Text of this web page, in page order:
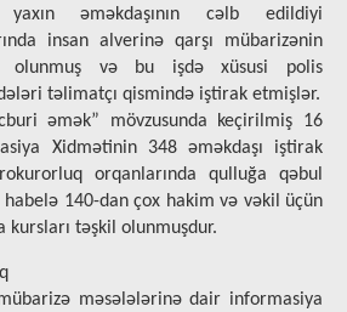
əməkdaşının cəlb edildiyi
insan alverinə qarşı mübarizənin
olunmuş və bu işdə xüsusi polis
təlimatçı qismində iştirak etmişlər.
əmək” mövzusunda keçirilmiş 16
Xidmətinin 348 əməkdaşı iştirak
orqanlarında qulluğa qəbul
140-dan çox hakim və vəkil üçün
kursları təşkil olunmuşdur.
məsələlərinə dair infоrmаsiyа